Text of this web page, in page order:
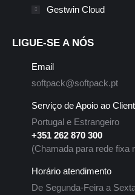
Gestwin Cloud
LIGUE-SE A NÓS
Email
softpack@softpack.pt
Serviço de Apoio ao
Portugal e Estrangeiro
+351 262 870 300
(Chamada para rede fixa
Horário atendimento
De Segunda-Feira a